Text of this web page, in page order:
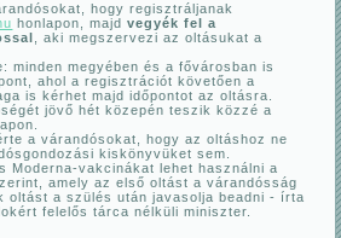
hogy regisztráljanak
honlapon, majdvegyék fel a
, aki megszervezi az oltásukat a
megyében és a fővárosban is
ahol a regisztrációt követően a
is kérhet majd időpontot az oltásra.
jövő hét közepén teszik közzé a
a várandósokat, hogy az oltáshoz ne
kiskönyvüket sem.
vakcinákat lehet használni a
amely az első oltást a várandósság
oltást a szülés után javasolja beadni - írta
felelős tárca nélküli miniszter.